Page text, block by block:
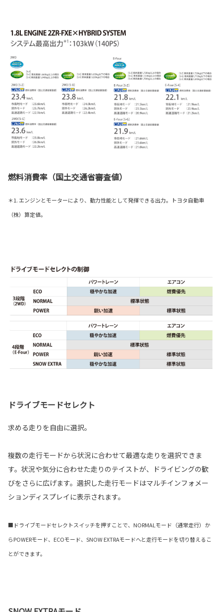
燃料消費率（国土交通省審査値）
＊1. エンジンとモーターにより、動力性能として発揮できる出力。トヨタ自動車
（株）算定値。
ドライブモードセレクト
求める走りを自由に選択。
複数の走行モードから状況に合わせて最適な走りを選択できま
す。状況や気分に合わせた走りのテイストが、ドライビングの歓
びをさらに広げます。選択した走行モードはマルチインフォメー
ションディスプレイに表示されます。
■ドライブモードセレクトスイッチを押すことで、NORMALモード（通常走行）か
らPOWERモード、ECOモード、SNOW EXTRAモードへと走行モードを切り替えるこ
とができます。